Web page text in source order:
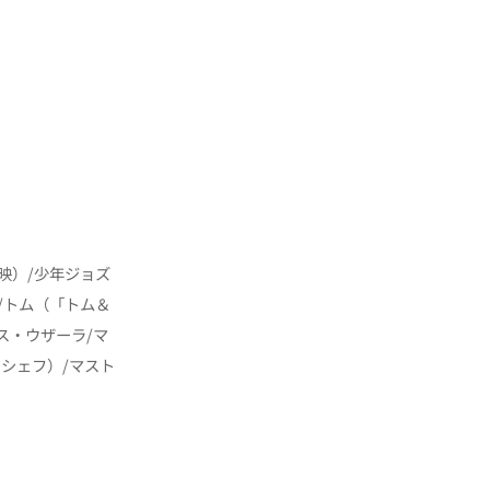
）/少年ジョズ
ム（「トム＆
・ウザーラ/マ
ェフ）/マスト